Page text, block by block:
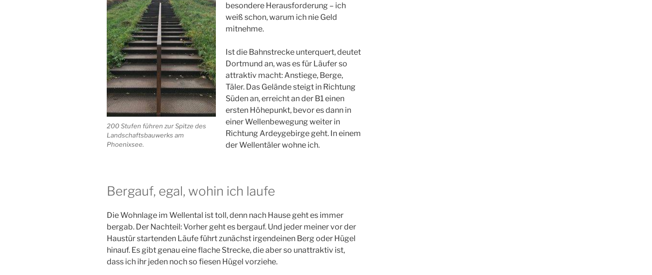
200 Stufen führen zur Spitze des
Landschaftsbauwerks am
Phoenixsee.
besondere Herausforderung – ich
weiß schon, warum ich nie Geld
mitnehme.
Ist die Bahnstrecke unterquert, deutet
Dortmund an, was es für Läufer so
attraktiv macht: Anstiege, Berge,
Täler. Das Gelände steigt in Richtung
Süden an, erreicht an der B1 einen
ersten Höhepunkt, bevor es dann in
einer Wellenbewegung weiter in
Richtung Ardeygebirge geht. In einem
der Wellentäler wohne ich.
Bergauf, egal, wohin ich laufe
Die Wohnlage im Wellental ist toll, denn nach Hause geht es immer
bergab. Der Nachteil: Vorher geht es bergauf. Und jeder meiner vor der
Haustür startenden Läufe führt zunächst irgendeinen Berg oder Hügel
hinauf. Es gibt genau eine flache Strecke, die aber so unattraktiv ist,
dass ich ihr jeden noch so fiesen Hügel vorziehe.